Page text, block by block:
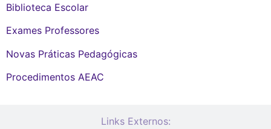
Links Externos:
Biblioteca Escolar
Exames Professores
Novas Práticas Pedagógicas
Procedimentos AEAC